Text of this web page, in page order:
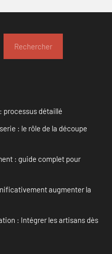
Rechercher
processus détaillé
: le rôle de la découpe
: guide complet pour
augmenter la
: Intégrer les artisans dès